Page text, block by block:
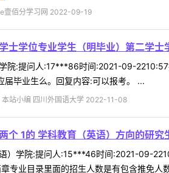
壹佰分学习网 2022-09-19
士学位专业学生（明毕业）第二学士
院:提问人:17***86时间:2021-09-
届毕业生么。回复内容:可以报考。 ...
本站小编 四川外国语大学 2022-11-08
个 1的 学科教育（英语）方向的研究
）学院:提问人:15***46时间:2021-09-
专业目录里面的招生人数是有包含推免